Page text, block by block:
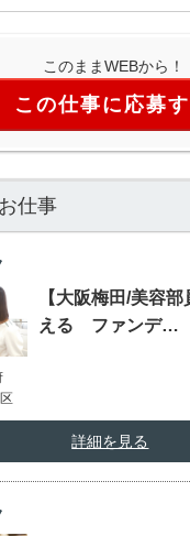
このままWEBから！
この仕事に応募
仕事
【大阪梅田/美容
える ファンデ…
詳細を見る